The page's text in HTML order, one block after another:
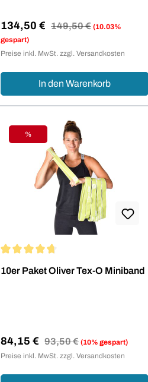
Verkaufspreis:
134,50 € Regulärer Preis:
149,50 € (10.03%
gespart)
Preise inkl. MwSt. zzgl. Versandkosten
In den Warenkorb
Rabatt
%
10er Paket Oliver Tex-O Miniband
Verkaufspreis:
84,15 € Regulärer Preis:
93,50 € (10% gespart)
Preise inkl. MwSt. zzgl. Versandkosten